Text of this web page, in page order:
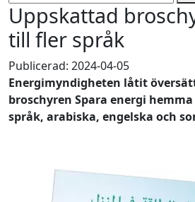
Uppskattad
till fler språk
Publicerad: 2024-04-05
Energimyndigheten låtit
broschyren Spara energi
språk, arabiska, engelska och